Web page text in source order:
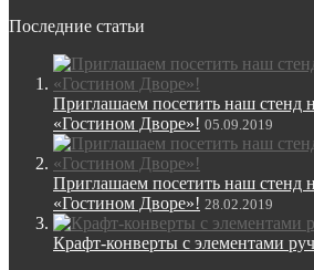
Последние статьи
Приглашаем посетить наш стенд
«Гостином Дворе»! 05.09.2019
Приглашаем посетить наш стенд
«Гостином Дворе»! 28.02.2019
Крафт-конверты с элементами